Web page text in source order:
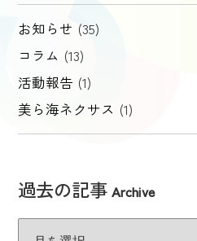
お知らせ (35)
コラム (13)
活動報告 (1)
美ら海ネクサス (1)
過去の記事 Archive